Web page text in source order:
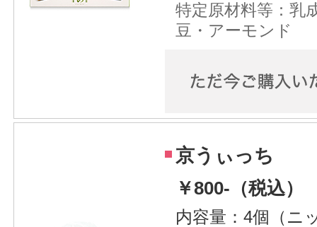
特定原材料等：乳
豆・アーモンド
京うぃっち
￥800-（税込）
内容量：4個（ニ